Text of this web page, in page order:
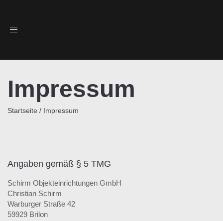
Toggle
Impressum
Startseite / Impressum
Angaben gemäß § 5 TMG
Schirm Objekteinrichtungen GmbH
Christian Schirm
Warburger Straße 42
59929 Brilon